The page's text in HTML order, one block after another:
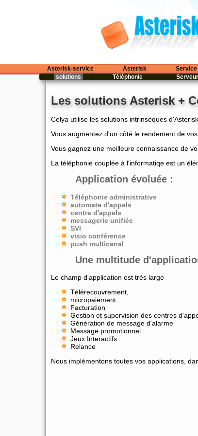
Asterisk-service Asterisk Service
solutions
Téléphonie
Les solutions Asterisk +
Celya utilise les solutions intrinsèques
Vous augmentez d'un côté le rendement de
Vous gagnez une meilleure connaissance de
La téléphonie couplée à l'informatiqe est un
Application évoluée :
Téléphonie administrative
automate d'appels
centre d'appels
messagerie unifiée
SVI
visio conférence
push multicanal
Une multitude
Le champ d'application est très large
Télérecouvrement,
micropaiement
Facturation
Gestion et supervision des centres
Génération de message d'alarme
Message promotionnel
Jeux Interactifs
Relance
Nous implémentons toutes vos applications,